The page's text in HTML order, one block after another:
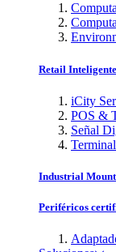
Retail
iCity
POS &
Señal
Industrial
Periféricos